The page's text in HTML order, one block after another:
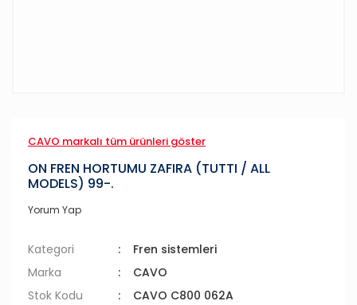
CAVO markalı tüm ürünleri göster
ON FREN HORTUMU ZAFIRA (TUTTI / ALL
MODELS) 99-.
Yorum Yap
Kategori
Fren sistemleri
Marka
CAVO
Stok Kodu
CAVO C800 062A